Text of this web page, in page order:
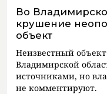
Во
крушение
объект
Неизвестный
Владимирской
источниками, но
не комментируют.